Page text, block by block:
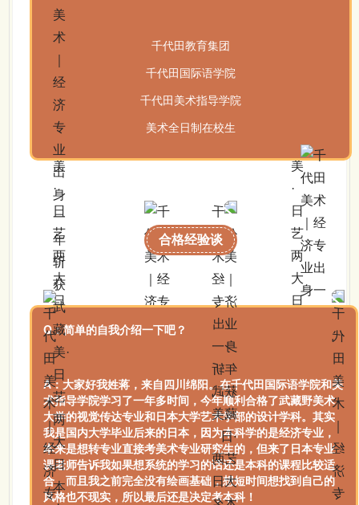
千代田教育集团
千代田国际语学院
千代田美术指导学院
美术全日制在校生
合格经验谈
Q：简单的自我介绍一下吧？
A：大家好我姓蒋，来自四川绵阳。在千代田国际语学院和美
术指导学院学习了一年多时间，今年顺利合格了武藏野美术
大学的视觉传达专业和日本大学艺术学部的设计学科。其实
我是国内大学毕业后来的日本，因为本科学的是经济专业，
本来是想转专业直接考美术专业研究生的，但来了日本专业
课老师告诉我如果想系统的学习的话还是本科的课程比较适
合，而且我之前完全没有绘画基础，想短时间想找到自己的
风格也不现实，所以最后还是决定考本科！